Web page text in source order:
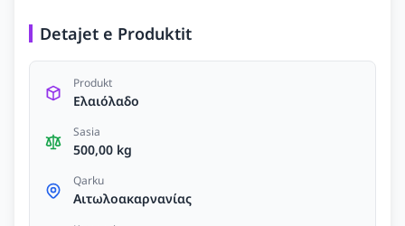
Detajet e Produktit
Produkt
Ελαιόλαδο
Sasia
500,00 kg
Qarku
Αιτωλοακαρνανίας